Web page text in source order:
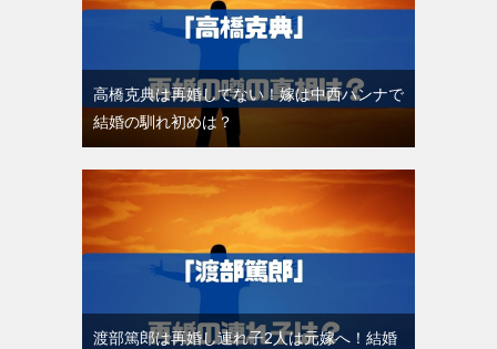
高橋克典は再婚してない！嫁は中西ハンナで
結婚の馴れ初めは？
渡部篤郎は再婚し連れ子2人は元嫁へ！結婚